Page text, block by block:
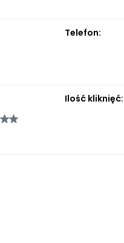
Telefon:
Ilość kliknięć: